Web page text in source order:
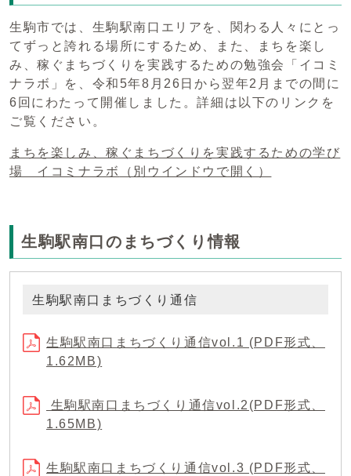
生駒市では、生駒駅南口エリアを、関わる人々にとっ
てずっと誇れる場所にするため、また、まちを楽し
み、稼ぐまちづくりを実践するための勉強会「イコミ
ナラボ」を、令和5年8月26日から翌年2月までの間に
6回にわたって開催しました。詳細は以下のリンクを
ご覧ください。
まちを楽しみ、稼ぐまちづくりを実践するための学び
場 イコミナラボ
（別ウインドウで開く）
生駒駅南口のまちづくり情報
生駒駅南口まちづくり通信
生駒駅南口まちづくり通信vol.1 (PDF形式、
1.62MB)
生駒駅南口まちづくり通信vol.2(PDF形式、
1.65MB)
生駒駅南口まちづくり通信vol.3 (PDF形式、